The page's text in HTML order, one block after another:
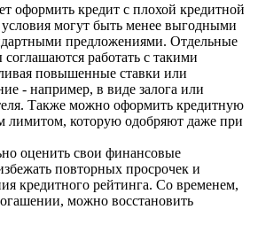
оформить кредит с плохой кредитной
могут быть менее выгодными
предложениями. Отдельные
работать с такими
повышенные ставки или
- например, в виде залога или
Также можно оформить кредитную
лимитом, которую одобряют даже при
оценить свои финансовые
повторных просрочек и
кредитного рейтинга. Со временем,
можно восстановить